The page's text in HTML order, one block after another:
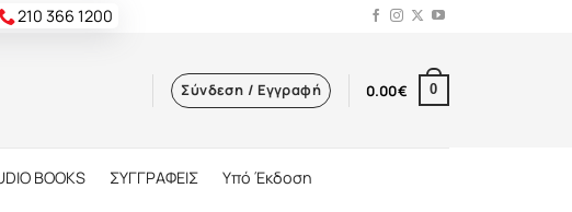
210 366 1200
Σύνδεση / Εγγραφή 0.00€ 0
BOOKS ΣΥΓΓΡΑΦΕΙΣ Υπό Έκδοση